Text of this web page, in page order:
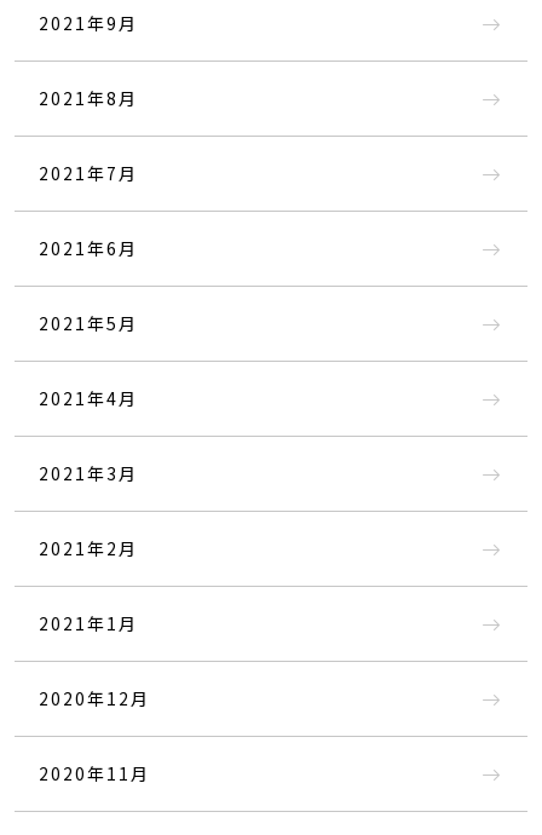
2021年9月
2021年8月
2021年7月
2021年6月
2021年5月
2021年4月
2021年3月
2021年2月
2021年1月
2020年12月
2020年11月